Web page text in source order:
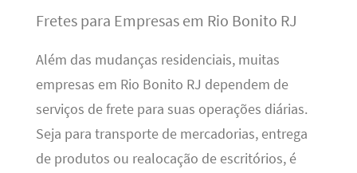
Fretes para Empresas em Rio Bonito RJ
Além das mudanças residenciais, muitas
empresas em Rio Bonito RJ dependem de
serviços de frete para suas operações diárias.
Seja para transporte de mercadorias, entrega
de produtos ou realocação de escritórios, é